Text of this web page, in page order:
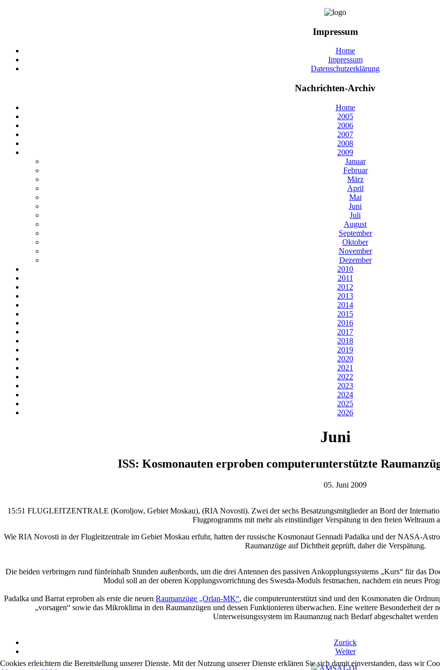
Impressum
Home
Impressum
Datenschutzerklärung
Nachrichten-Archiv
Home
2005
2006
2007
2008
2009
Januar
Februar
März
April
Mai
Juni
Juli
August
September
Oktober
November
Dezember
2010
2011
2012
2013
2014
2015
2016
2017
2018
2019
2020
2021
2022
2023
2024
2025
2026
Juni
ISS: Kosmonauten erproben computerunterstützte
05. Juni 2009
15:51 FLUGLEITZENTRALE (Koroljow, Gebiet Moskau), (RIA Novosti). Zwei der sechs Besatzungsmitglieder an Bord der
Flugprogramms mit mehr als einstündiger Verspätung in den freien Weltraum
Wie RIA Novosti in der Flugleitzentrale im Gebiet Moskau erfuhr, hatten der russische Kosmonaut Gennadi Padalka und der NASA-
Raumanzüge auf Dichtheit geprüft, daher die Verspätung.
Die beiden verbringen rund fünfeinhalb Stunden außenbords, um die drei Antennen des passiven Ankopplungssystems „Kurs“ für das
Modul soll an der oberen Kopplungsvorrichtung des Swesda-Moduls festmachen, nachdem ein neues
Padalka und Barrat erproben als erste die neuen Raumanzüge „Orlan-MK“, die computerunterstützt sind und den Kosmonaten die
„vorsagen“ sowie das Mikroklima in den Raumanzügen und dessen Funktionieren überwachen. Eine weitere Besonderheit der
Unterweisungssystem im Raumanzug nach Bedarf abgeschaltet werden
Zurück
Weiter
Cookies erleichtern die Bereitstellung unserer Dienste. Mit der Nutzung unserer Dienste erklären Sie sich damit einverstanden, dass wir